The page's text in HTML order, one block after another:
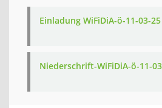
Einladung WiFiDiA-ö-11-03-25
Niederschrift-WiFiDiA-ö-11-